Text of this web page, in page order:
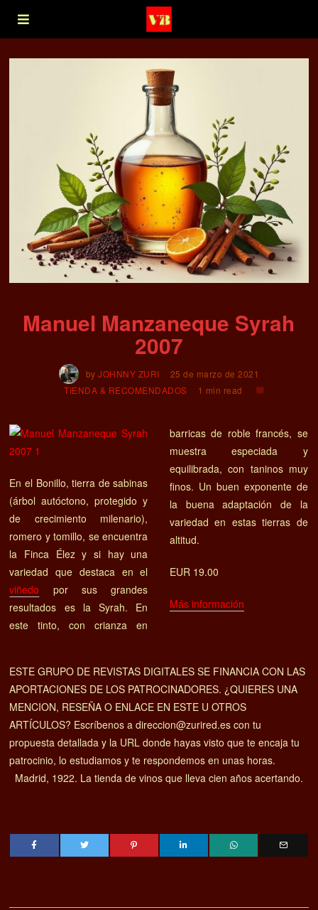
Manuel Manzaneque Syrah
2007
byJOHNNY ZURI
25 de marzo de 2021
TIENDA & RECOMENDADOS
1 min read
En el Bonillo, tierra de sabinas
(árbol autóctono, protegido y
de crecimiento milenario),
romero y tomillo, se encuentra
la Finca Élez y si hay una
variedad que destaca en el
viñedo por sus grandes
resultados es la Syrah. En
este tinto, con crianza en
barricas de roble francés, se
muestra especiada y
equilibrada, con taninos muy
finos. Un buen exponente de
la buena adaptación de la
variedad en estas tierras de
altitud.
EUR 19.00
Más información
ESTE GRUPO DE REVISTAS DIGITALES SE FINANCIA CON LAS
APORTACIONES DE LOS PATROCINADORES. ¿QUIERES UNA
MENCION, RESEÑA O ENLACE EN ESTE U OTROS
ARTÍCULOS? Escríbenos a direccion@zurired.es con tu
propuesta detallada y la URL donde hayas visto que te encaja tu
patrocinio, lo estudiamos y te respondemos en unas horas.
Madrid, 1922. La tienda de vinos que lleva cien años acertando.